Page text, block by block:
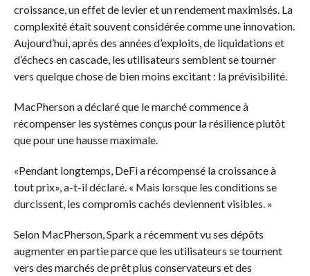
croissance, un effet de levier et un rendement maximisés. La
complexité était souvent considérée comme une innovation.
Aujourd’hui, après des années d’exploits, de liquidations et
d’échecs en cascade, les utilisateurs semblent se tourner
vers quelque chose de bien moins excitant : la prévisibilité.
MacPherson a déclaré que le marché commence à
récompenser les systèmes conçus pour la résilience plutôt
que pour une hausse maximale.
«Pendant longtemps, DeFi a récompensé la croissance à
tout prix», a-t-il déclaré. « Mais lorsque les conditions se
durcissent, les compromis cachés deviennent visibles. »
Selon MacPherson, Spark a récemment vu ses dépôts
augmenter en partie parce que les utilisateurs se tournent
vers des marchés de prêt plus conservateurs et des